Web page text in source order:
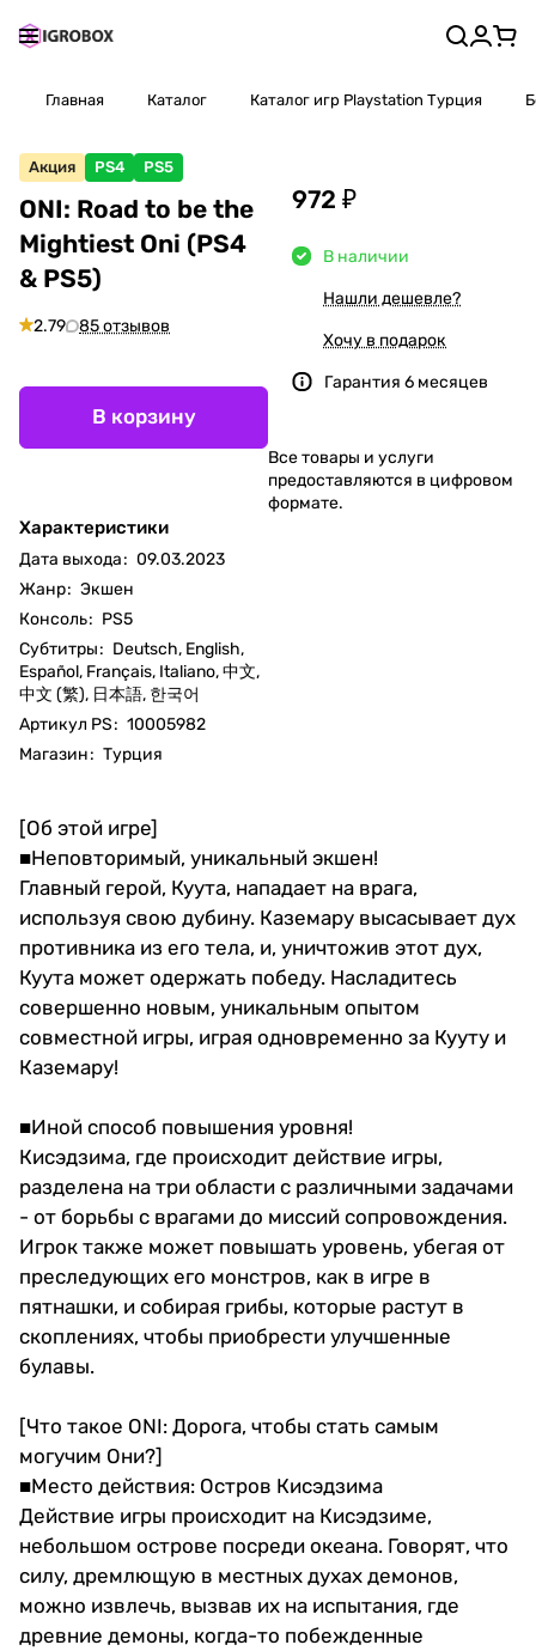
Главная Каталог Каталог игр Playstation Турция
Акция PS4 PS5
ONI: Road to be the
Mightiest Oni (PS4
& PS5)
2.79 85 отзывов
В корзину
Характеристики
Дата выхода: 09.03.2023
Жанр: Экшен
Консоль: PS5
Субтитры: Deutsch, English,
Español, Français, Italiano, 中文,
中文 (繁), 日本語, 한국어
Артикул PS: 10005982
Магазин: Турция
972 ₽
В наличии
Нашли дешевле?
Хочу в подарок
Гарантия 6 месяцев
Все товары и услуги
предоставляются в цифровом
формате.
[Об этой игре]
■Неповторимый, уникальный экшен!
Главный герой, Куута, нападает на врага,
используя свою дубину. Каземару высасывает дух
противника из его тела, и, уничтожив этот дух,
Куута может одержать победу. Насладитесь
совершенно новым, уникальным опытом
совместной игры, играя одновременно за Кууту и
Каземару!
■Иной способ повышения уровня!
Кисэдзима, где происходит действие игры,
разделена на три области с различными задачами
- от борьбы с врагами до миссий сопровождения.
Игрок также может повышать уровень, убегая от
преследующих его монстров, как в игре в
пятнашки, и собирая грибы, которые растут в
скоплениях, чтобы приобрести улучшенные
булавы.
[Что такое ONI: Дорога, чтобы стать самым
могучим Они?]
■Место действия: Остров Кисэдзима
Действие игры происходит на Кисэдзиме,
небольшом острове посреди океана. Говорят, что
силу, дремлющую в местных духах демонов,
можно извлечь, вызвав их на испытания, где
древние демоны, когда-то побежденные